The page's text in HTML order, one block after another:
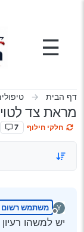
☰
דף הבית
מראת צד
חלקי חילוף 7
Y
מנותק
משתמש רשום
יש למשהו